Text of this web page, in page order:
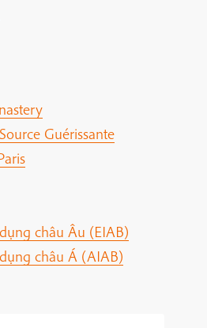
Guérissante
châu Âu (EIAB)
châu Á (AIAB)